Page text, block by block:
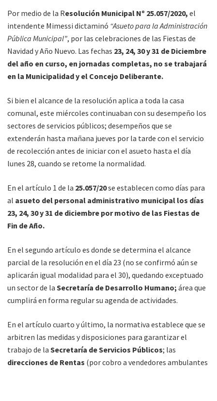
Por medio de la Resolución Municipal Nº 25.057/2020, el
intendente Mimessi dictaminó “Asueto para la Administración
Pública Municipal”, por las celebraciones de las Fiestas de
Navidad y Año Nuevo. Las fechas 23, 24, 30 y 31 de Diciembre
del año en curso, en jornadas completas, no se trabajará
en la Municipalidad y el Concejo Deliberante.
Si bien el alcance de la resolución aplica a toda la casa
comunal, este miércoles continuaban con su desempeño los
sectores de servicios públicos; desempeños que se
extenderán hasta mañana jueves por la tarde con el servicio
de recolección antes de iniciar con el asueto hasta el día
lunes 28, cuando se retome la normalidad.
En el artículo 1 de la 25.057/20se establecen como días para
al asueto del personal administrativo municipal los días
23, 24, 30 y 31 de diciembre por motivo de las Fiestas de
Fin de Año.
En el segundo artículo es donde se determina el alcance
parcial de la resolución en el día 23 (no se confirmó aún se
aplicarán igual modalidad para el 30), quedando exceptuado
un sector de la Secretaría de Desarrollo Humano; área que
cumplirá en forma regular su agenda de actividades.
En el artículo cuarto y último, la normativa establece que se
arbitren las medidas y disposiciones para garantizar el
trabajo de la Secretaría de Servicios Públicos; las
direcciones de Rentas (por cobro a vendedores ambulantes